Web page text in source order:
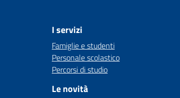
I servizi
Famiglie e studenti
Personale scolastico
Percorsi di studio
Le novità